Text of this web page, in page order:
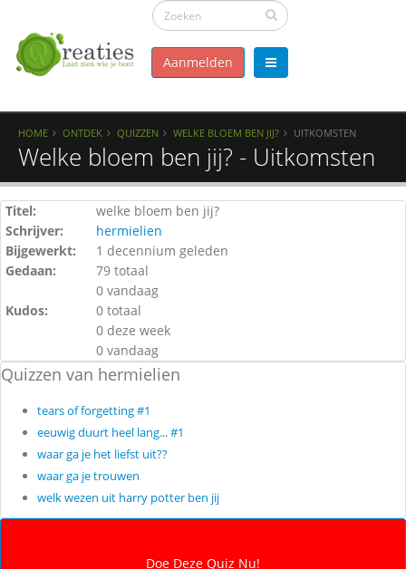
Aanmelden
HOME ONTDEK QUIZZEN WELKE BLOEM BEN JIJ? UITKOMSTEN
Welke bloem ben jij? - Uitkomsten
Titel:
welke bloem ben jij?
Schrijver:
hermielien
Bijgewerkt:
1 decennium geleden
Gedaan:
79 totaal
0 vandaag
Kudos:
0 totaal
0 deze week
0 vandaag
Quizzen van hermielien
tears of forgetting #1
eeuwig duurt heel lang... #1
waar ga je het liefst uit??
waar ga je trouwen
welk wezen uit harry potter ben jij